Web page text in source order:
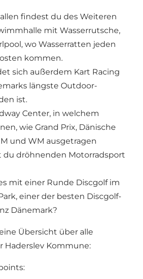
findest du des Weiteren
mit Wasserrutsche,
wo Wasserratten jeden
kommen.
sich außerdem Kart Racing
längste Outdoor-
ist.
Center, in welchem
wie Grand Prix, Dänische
und WM ausgetragen
dröhnenden Motorradsport
mit einer Runde Discgolf im
einer der besten Discgolf-
Dänemark?
Übersicht über alle
Haderslev Kommune: